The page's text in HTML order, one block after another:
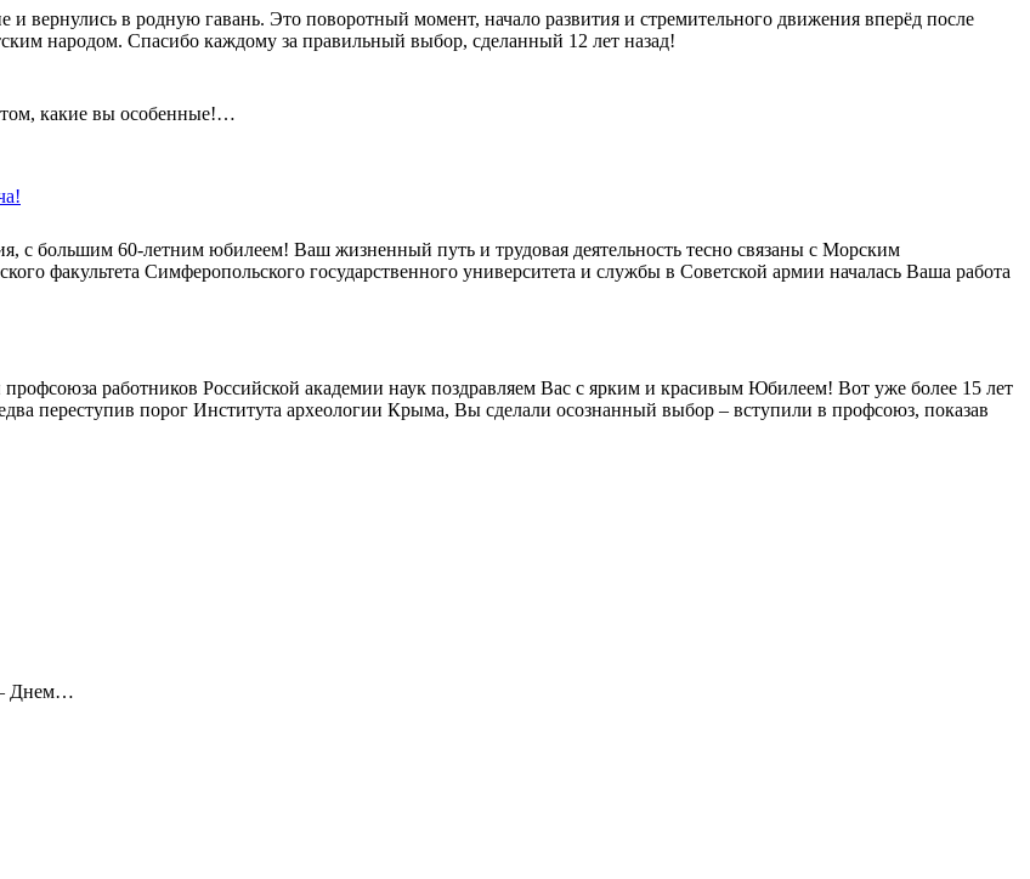
вернулись в родную гавань. Это поворотный момент, начало развития и стремительного движения вперёд после
народом. Спасибо каждому за правильный выбор, сделанный 12 лет назад!
какие вы особенные!…
с большим 60-летним юбилеем! Ваш жизненный путь и трудовая деятельность тесно связаны с Морским
факультета Симферопольского государственного университета и службы в Советской армии началась Ваша работа
работников Российской академии наук поздравляем Вас с ярким и красивым Юбилеем! Вот уже более 15 лет
переступив порог Института археологии Крыма, Вы сделали осознанный выбор – вступили в профсоюз, показав
– Днем…